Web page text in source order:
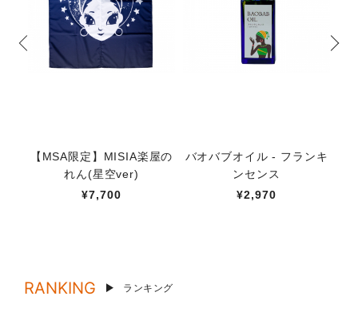
【MSA限定】MISIA楽屋の
れん(星空ver)
¥7,700
バオバブオイル - フランキ
ンセンス
¥2,970
RANKING ランキング